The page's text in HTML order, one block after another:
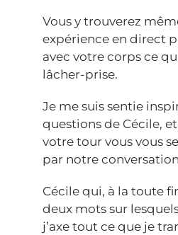
Vous y trouverez
expérience en direct
avec votre corps ce
lâcher-prise.
Je me suis sentie
questions de Cécile, et
votre tour vous vous
par notre
Cécile qui, à la toute
deux mots sur
j’axe tout ce que je